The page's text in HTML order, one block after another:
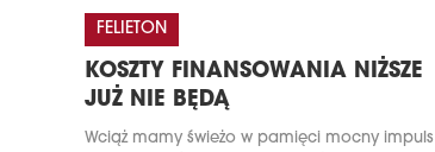
FELIETON
KOSZTY FINANSOWANIA NIŻSZE
JUŻ NIE BĘDĄ
Wciąż mamy świeżo w pamięci mocny impuls